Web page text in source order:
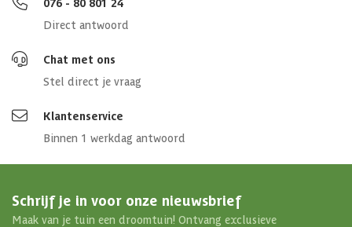
Direct antwoord
Chat met ons
Stel direct je vraag
Klantenservice
Binnen 1 werkdag antwoord
Schrijf je in voor onze nieuwsbrief
Maak van je tuin een droomtuin! Ontvang exclusieve